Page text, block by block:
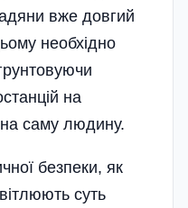
вже довгий
необхідно
на
саму людину.
безпеки, як
суть